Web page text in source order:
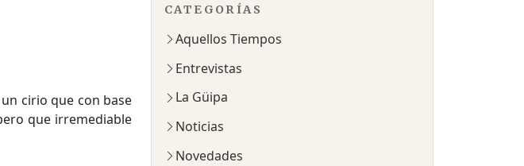
cirio que con base
que irremediable
CATEGORÍAS
Aquellos Tiempos
Entrevistas
La Güipa
Noticias
Novedades